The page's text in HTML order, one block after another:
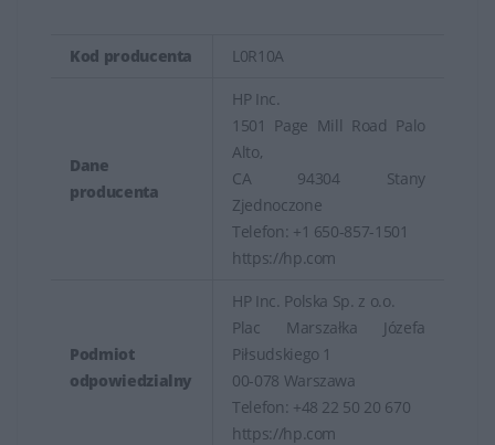
Kod producenta L0R10A
Dane
producenta
HP Inc.
1501 Page Mill Road Palo
Alto,
CA 94304 Stany
Zjednoczone
Telefon: +1 650-857-1501
https://hp.com
Podmiot
odpowiedzialny
HP Inc. Polska Sp. z o.o.
Plac Marszałka Józefa
Piłsudskiego 1
00-078 Warszawa
Telefon: +48 22 50 20 670
https://hp.com